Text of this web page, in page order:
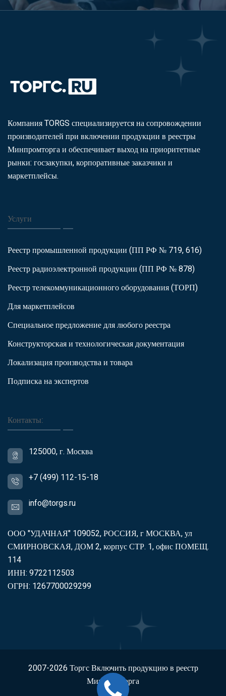
Компания TORGS специализируется на сопровождении
производителей при включении продукции в реестры
Минпромторга и обеспечивает выход на приоритетные
рынки: госзакупки, корпоративные заказчики и
маркетплейсы.
Услуги
Реестр промышленной продукции (ПП РФ № 719, 616)
Реестр радиоэлектронной продукции (ПП РФ № 878)
Реестр телекоммуникационного оборудования (ТОРП)
Для маркетплейсов
Специальное предложение для любого реестра
Конструкторская и технологическая документация
Локализация производства и товара
Подписка на экспертов
Контакты:
125000, г. Москва
+7 (499) 112-15-18
info@torgs.ru
ООО "УДАЧНАЯ" 109052, РОССИЯ, г МОСКВА, ул
СМИРНОВСКАЯ, ДОМ 2, корпус СТР. 1, офис ПОМЕЩ.
114
ИНН: 9722112503
ОГРН: 1267700029299
2007-2026ТоргсВключить продукцию в реестр
Минпромторга